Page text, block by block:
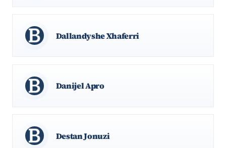
Dallandyshe Xhaferri
Danijel Apro
Destan Jonuzi